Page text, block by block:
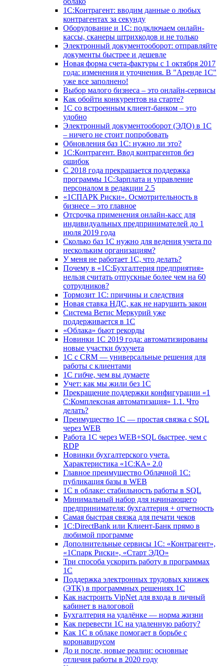
1С:Контрагент: вводим данные о любых
контрагентах за секунду
Оборудование и 1С: подключаем онлайн-
кассы, сканеры штрихкодов и не только
Электронный документооборот: отправляйте
документы быстрее и дешевле
Новая форма счета-фактуры с 1 октября 2017
года: изменения и уточнения. В "Аренде 1С"
уже все заполнено!
Выбор малого бизнеса – это онлайн-сервисы
Как обойти конкурентов на старте?
1C со встроенным клиент-банком – это
удобно
Электронный документооборот (ЭДО) в 1С
– ничего не стоит попробовать
Обновления баз 1С: нужно ли это?
1С:Контрагент. Ввод контрагентов без
ошибок
С 2018 года прекращается поддержка
программы 1С:Зарплата и управление
персоналом в редакции 2.5
«1СПАРК Риски». Осмотрительность в
бизнесе – это главное
Отсрочка применения онлайн-касс для
индивидуальных предпринимателей до 1
июля 2019 года
Сколько баз 1C нужно для ведения учета по
нескольким организациям?
У меня не работает 1С, что делать?
Почему в «1С:Бухгалтерия предприятия»
нельзя считать отпускные более чем на 60
сотрудников?
Тормозит 1C: причины и следствия
Новая ставка НДС, как не нарушить закон
Система Ветис Меркурий уже
поддерживается в 1С
«Облака» бьют рекорды
Новинки 1С 2019 года: автоматизированы
новые участки бухучета
1С с CRM — универсальные решения для
работы с клиентами
1С гибче, чем вы думаете
Учет: как мы жили без 1С
Прекращение поддержки конфигурации «1
С:Комплексная автоматизация» 1.1. Что
делать?
Преимущество 1С — простая связка с SQL
через WEB
Работа 1С через WEB+SQL быстрее, чем с
RDP
Новинки бухгалтерского учета.
Характеристика «1С:КА» 2.0
Главное преимущество Облачной 1С:
публикация базы в WEB
1С в облаке: стабильность работы в SQL
Минимальный набор для начинающего
предпринимателя: бухгалтерия + отчетность
Самая быстрая связка для печати чеков
1С:DirectBank или Клиент-Банк прямо в
любимой программе
Дополнительные сервисы 1С: «Контрагент»,
«1Спарк Риски», «Старт ЭДО»
Три способа ускорить работу в программах
1С
Поддержка электронных трудовых книжек
(ЭТК) в программных решениях 1С
Как настроить VipNet для входа в личный
кабинет в налоговой
Бухгалтерия на удалёнке — норма жизни
Как перевести 1С на удаленную работу?
Как 1С в облаке помогает в борьбе с
коронавирусом
До и после, новые реалии: основные
отличия работы в 2020 году